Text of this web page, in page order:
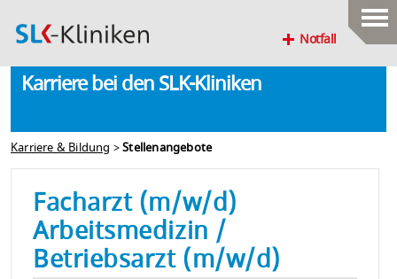
Notfall
Karriere bei den SLK-Kliniken
Karriere & Bildung >Stellenangebote
Facharzt (m/w/d)
Arbeitsmedizin /
Betriebsarzt (m/w/d)